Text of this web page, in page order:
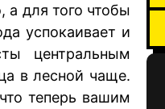
а для того чтобы
успокаивает и
центральным
в лесной чаще.
теперь вашим